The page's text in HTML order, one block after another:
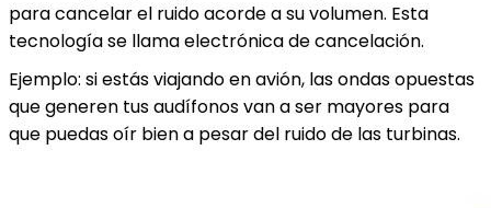
para cancelar el ruido acorde a su volumen. Esta
tecnología se llama electrónica de cancelación.
Ejemplo: si estás viajando en avión, las ondas opuestas
que generen tus audífonos van a ser mayores para
que puedas oír bien a pesar del ruido de las turbinas.